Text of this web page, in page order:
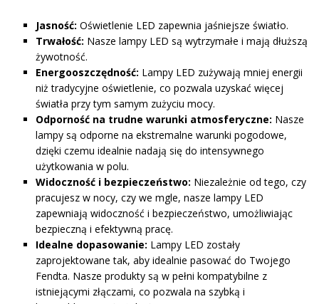
Jasność: Oświetlenie LED zapewnia jaśniejsze światło.
Trwałość: Nasze lampy LED są wytrzymałe i mają dłuższą
żywotność.
Energooszczędność: Lampy LED zużywają mniej energii
niż tradycyjne oświetlenie, co pozwala uzyskać więcej
światła przy tym samym zużyciu mocy.
Odporność na trudne warunki atmosferyczne: Nasze
lampy są odporne na ekstremalne warunki pogodowe,
dzięki czemu idealnie nadają się do intensywnego
użytkowania w polu.
Widoczność i bezpieczeństwo: Niezależnie od tego, czy
pracujesz w nocy, czy we mgle, nasze lampy LED
zapewniają widoczność i bezpieczeństwo, umożliwiając
bezpieczną i efektywną pracę.
Idealne dopasowanie: Lampy LED zostały
zaprojektowane tak, aby idealnie pasować do Twojego
Fendta. Nasze produkty są w pełni kompatybilne z
istniejącymi złączami, co pozwala na szybką i